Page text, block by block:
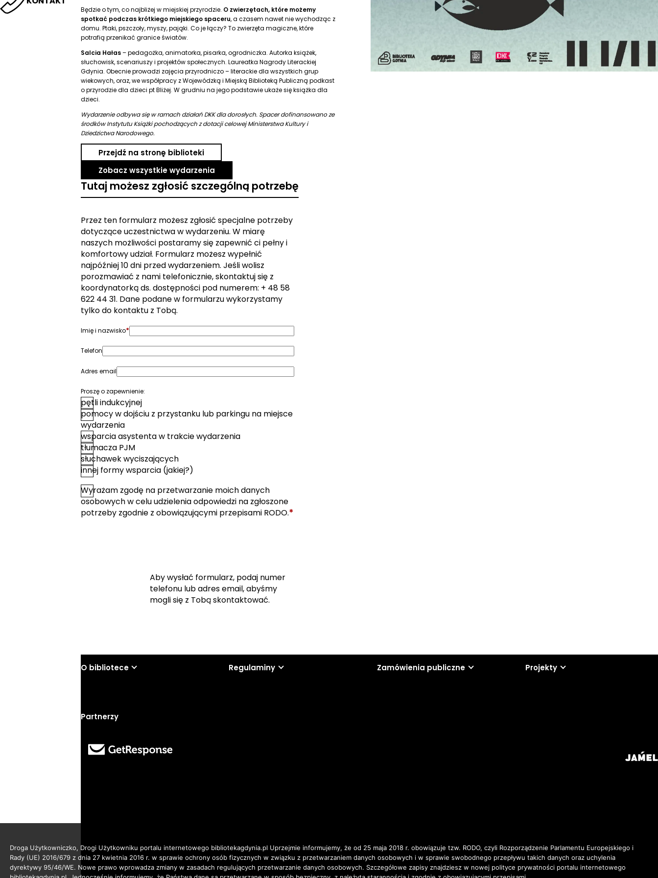
Będzie o tym, co najbliżej w miejskiej przyrodzie. O zwierzętach, które możemy
spotkać podczas krótkiego miejskiego spaceru, a czasem nawet nie wychodząc z
domu. Ptaki, pszczoły, myszy, pająki. Co je łączy? To zwierzęta magiczne, które
potrafią przenikać granice światów.
Salcia Hałas– pedagożka, animatorka, pisarka, ogrodniczka. Autorka książek,
słuchowisk, scenariuszy i projektów społecznych. Laureatka Nagrody Literackiej
Gdynia. Obecnie prowadzi zajęcia przyrodniczo – literackie dla wszystkich grup
wiekowych, oraz, we współpracy z Wojewódzką i Miejską Biblioteką Publiczną podkast
o przyrodzie dla dzieci pt Bliżej. W grudniu na jego podstawie ukaże się książka dla
dzieci.
Wydarzenie odbywa się w ramach działań DKK dla dorosłych. Spacer dofinansowano ze
środków Instytutu Książki pochodzących z dotacji celowej Ministerstwa Kultury i
Dziedzictwa Narodowego.
Przejdź na stronę biblioteki
Zobacz wszystkie wydarzenia
Tutaj możesz zgłosić szczególną potrzebę
Przez ten formularz możesz zgłosić specjalne potrzeby
dotyczące uczestnictwa w wydarzeniu. W miarę
naszych możliwości postaramy się zapewnić ci pełny i
komfortowy udział. Formularz możesz wypełnić
najpóźniej 10 dni przed wydarzeniem. Jeśli wolisz
porozmawiać z nami telefonicznie, skontaktuj się z
koordynatorką ds. dostępności pod numerem: + 48 58
622 44 31. Dane podane w formularzu wykorzystamy
tylko do kontaktu z Tobą.
Imię i nazwisko*
Telefon
Adres email
Proszę o zapewnienie:
pętli indukcyjnej
pomocy w dojściu z przystanku lub parkingu na miejsce
wydarzenia
wsparcia asystenta w trakcie wydarzenia
tłumacza PJM
słuchawek wyciszających
innej formy wsparcia (jakiej?)
Zgoda*
Wyrażam zgodę na przetwarzanie moich danych
osobowych w celu udzielenia odpowiedzi na zgłoszone
potrzeby zgodnie z obowiązującymi przepisami RODO.*
Aby wysłać formularz, podaj numer
telefonu lub adres email, abyśmy
mogli się z Tobą skontaktować.
O bibliotece Regulaminy Zamówienia publiczne Projekty
Partnerzy
Droga Użytkowniczko, Drogi Użytkowniku portalu internetowego bibliotekagdynia.pl Uprzejmie informujemy, że od 25 maja 2018 r. obowiązuje tzw. RODO, czyli Rozporządzenie Parlamentu Europejskiego i
Rady (UE) 2016/679 z dnia 27 kwietnia 2016 r. w sprawie ochrony osób fizycznych w związku z przetwarzaniem danych osobowych i w sprawie swobodnego przepływu takich danych oraz uchylenia
dyrektywy 95/46/WE. Nowe prawo wprowadza zmiany w zasadach regulujących przetwarzanie danych osobowych. Szczegółowe zapisy znajdziesz w nowej polityce prywatności portalu internetowego